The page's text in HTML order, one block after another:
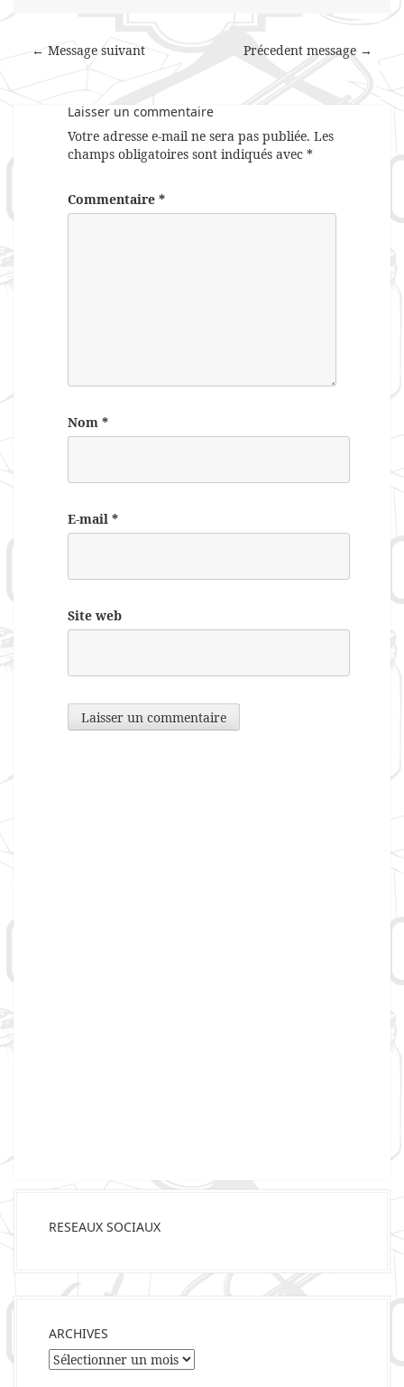
Précedent message →
← Message suivant
Laisser un commentaire
Votre adresse e-mail ne sera pas publiée. Les
champs obligatoires sont indiqués avec *
Commentaire *
Nom *
E-mail *
Site web
RESEAUX SOCIAUX
ARCHIVES
Archives